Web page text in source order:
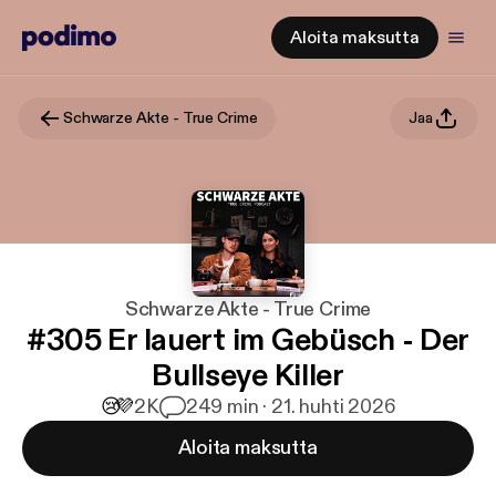
Aloita maksutta
Schwarze Akte - True Crime Jaa
Schwarze Akte - True Crime
#305 Er lauert im Gebüsch - Der
Bullseye Killer
😢💜2K 249 min · 21. huhti 2026
Aloita maksutta